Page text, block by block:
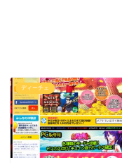
ディーチェ